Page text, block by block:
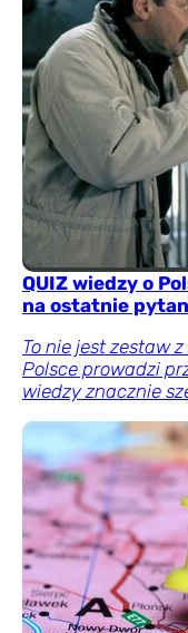
QUIZ wiedzy o
na ostatnie
To nie jest zestaw
Polsce prowadzi
wiedzy znacznie